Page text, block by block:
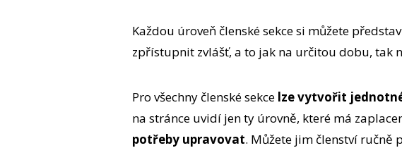
Každou úroveň členské sekce si můžete
zpřístupnit zvlášť, a to jak na určitou dobu, tak
Pro všechny členské sekce lze vytvořit
na stránce uvidí jen ty úrovně, které má
potřeby upravovat. Můžete jim členství